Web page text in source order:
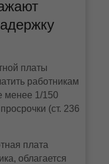
платы
работникам
менее 1/150
(ст. 236
плата
облагается